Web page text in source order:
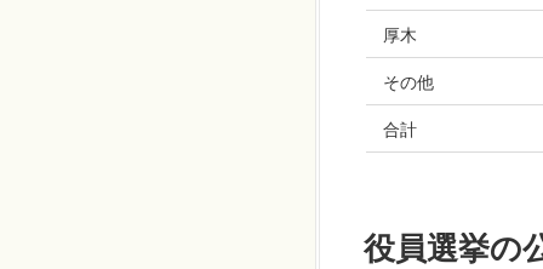
厚木
その他
合計
役員選挙